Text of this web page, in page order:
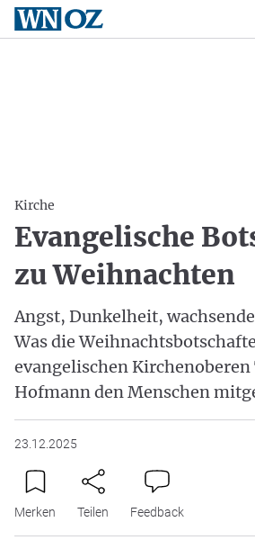
Kirche
Evangelische
zu Weihnachten
Angst, Dunkelheit,
Was die
evangelischen
Hofmann den Menschen
23.12.2025
Merken Teilen Feedback